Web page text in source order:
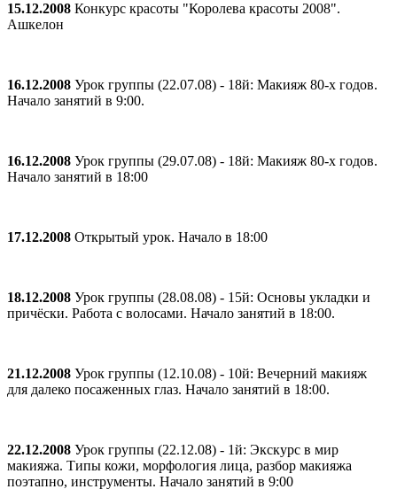
15.12.2008 Конкурс красоты "Королева красоты 2008".
Ашкелон
16.12.2008 Урок группы (22.07.08) - 18й: Макияж 80-х годов.
Начало занятий в 9:00.
16.12.2008 Урок группы (29.07.08) - 18й: Макияж 80-х годов.
Начало занятий в 18:00
17.12.2008 Открытый урок. Начало в 18:00
18.12.2008 Урок группы (28.08.08) - 15й: Основы укладки и
причёски. Работа с волосами. Начало занятий в 18:00.
21.12.2008 Урок группы (12.10.08) - 10й: Вечерний макияж
для далеко посаженных глаз. Начало занятий в 18:00.
22.12.2008 Урок группы (22.12.08) - 1й: Экскурс в мир
макияжа. Типы кожи, морфология лица, разбор макияжа
поэтапно, инструменты. Начало занятий в 9:00